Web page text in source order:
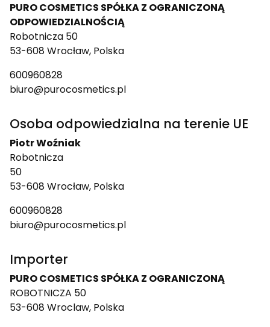
PURO COSMETICS SPÓŁKA Z OGRANICZONĄ
ODPOWIEDZIALNOŚCIĄ
Robotnicza 50
53-608 Wrocław, Polska
600960828
biuro@purocosmetics.pl
Osoba odpowiedzialna na terenie UE
Piotr Woźniak
Robotnicza
50
53-608 Wrocław, Polska
600960828
biuro@purocosmetics.pl
Importer
PURO COSMETICS SPÓŁKA Z OGRANICZONĄ
ROBOTNICZA 50
53-608 Wroclaw, Polska